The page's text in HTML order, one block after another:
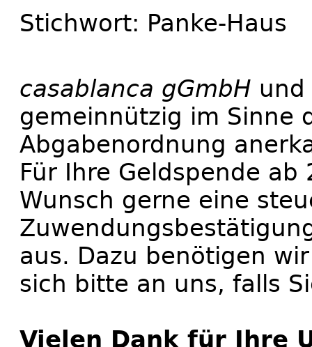
Stichwort: Panke-Haus
casablanca gGmbH und
gemeinnützig im Sinne
Abgabenordnung
Für Ihre Geldspende
Wunsch gerne eine
aus. Dazu benötigen
sich bitte an uns, falls
Vielen Dank für Ihre